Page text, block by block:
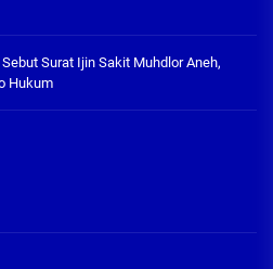
Sebut Surat Ijin Sakit Muhdlor Aneh,
Hukum